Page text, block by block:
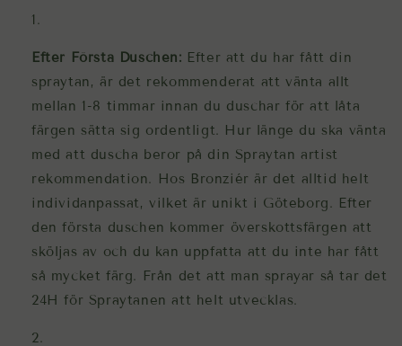
Efter Första Duschen: Efter att du har fått din
spraytan, är det rekommenderat att vänta allt
mellan 1-8 timmar innan du duschar för att låta
färgen sätta sig ordentligt. Hur länge du ska vänta
med att duscha beror på din Spraytan artist
rekommendation. Hos Bronziér är det alltid helt
individanpassat, vilket är unikt i Göteborg. Efter
den första duschen kommer överskottsfärgen att
sköljas av och du kan uppfatta att du inte har fått
så mycket färg. Från det att man sprayar så tar det
24H för Spraytanen att helt utvecklas.